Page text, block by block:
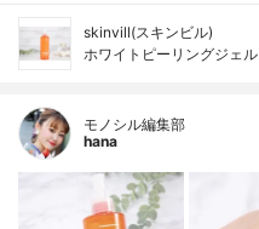
skinvill(スキンビル)
ホワイトピーリングジェル
モノシル編集部
hana